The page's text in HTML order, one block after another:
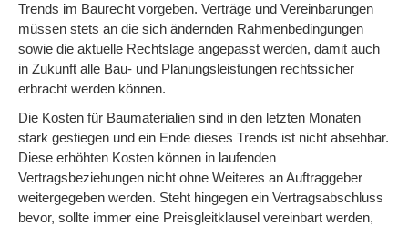
Trends im Baurecht vorgeben. Verträge und Vereinbarungen
müssen stets an die sich ändernden Rahmenbedingungen
sowie die aktuelle Rechtslage angepasst werden, damit auch
in Zukunft alle Bau- und Planungsleistungen rechtssicher
erbracht werden können.
Die Kosten für Baumaterialien sind in den letzten Monaten
stark gestiegen und ein Ende dieses Trends ist nicht absehbar.
Diese erhöhten Kosten können in laufenden
Vertragsbeziehungen nicht ohne Weiteres an Auftraggeber
weitergegeben werden. Steht hingegen ein Vertragsabschluss
bevor, sollte immer eine Preisgleitklausel vereinbart werden,